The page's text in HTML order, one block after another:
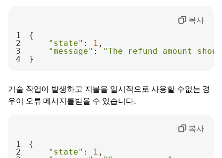
1
2
"state" : 1
3
"message" :
"The refund amount
4
}
복사
기술 작업이 발생하고 지불을 일시적으로 사용할 수없는 경
우이 오류 메시지를받을 수 있습니다.
1
2
"state" : 1
복사